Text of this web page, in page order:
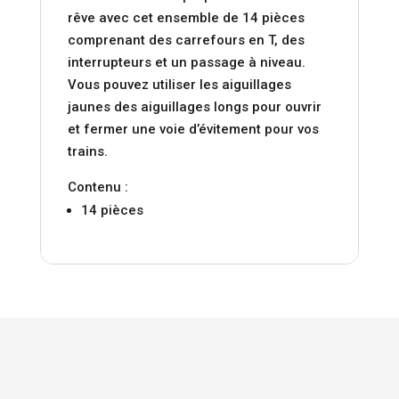
rêve avec cet ensemble de 14 pièces
comprenant des carrefours en T, des
interrupteurs et un passage à niveau.
Vous pouvez utiliser les aiguillages
jaunes des aiguillages longs pour ouvrir
et fermer une voie d’évitement pour vos
trains.
Contenu :
14 pièces